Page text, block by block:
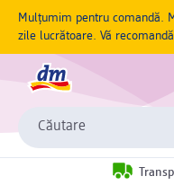
Mulțumim pentru comandă.
zile lucrătoare. Vă
Căutare